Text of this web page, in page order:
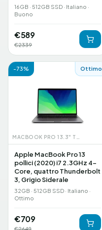
16GB · 512GB SSD · Italiano ·
Buono
€589
€2339
-73% Ottimo
Apple MacBook Pro 13
pollici (2020) i7 2.3GHz 4-
Core, quattro Thunderbolt
3, Grigio Siderale
32GB · 512GB SSD · Italiano ·
Ottimo
€709